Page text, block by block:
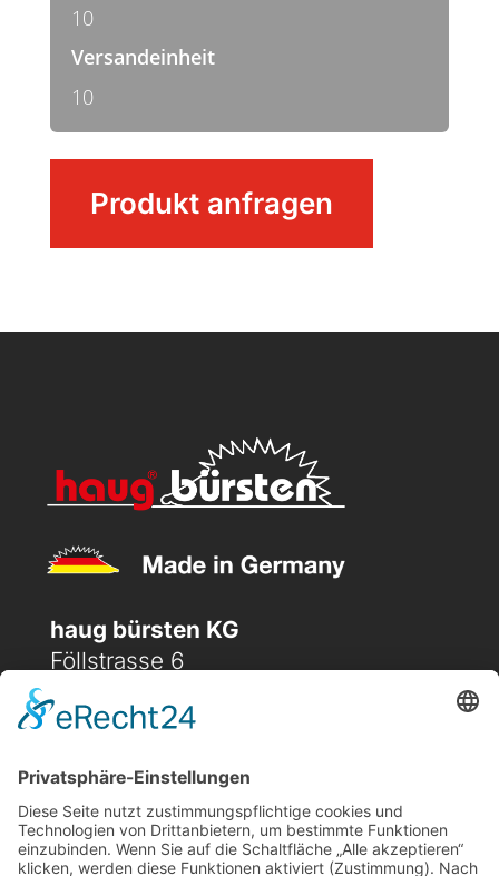
Randreinigerbürste
Produkt anfragen
10
Versandeinheit
10
haug bürsten KG
Föllstrasse 6
 (+49) 08231 / 96 30 96
 office@haugbuersten.de